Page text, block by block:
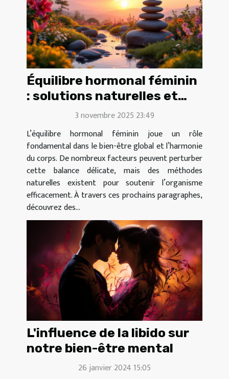
Équilibre hormonal féminin
: solutions naturelles et
efficaces3 novembre 2025 23:49
L’équilibre hormonal féminin joue un rôle
fondamental dans le bien-être global et l’harmonie
du corps. De nombreux facteurs peuvent perturber
cette balance délicate, mais des méthodes
naturelles existent pour soutenir l’organisme
efficacement. À travers ces prochains paragraphes,
découvrez des...
L'influence de la libido sur
notre bien-être mental
26 janvier 2024 15:05